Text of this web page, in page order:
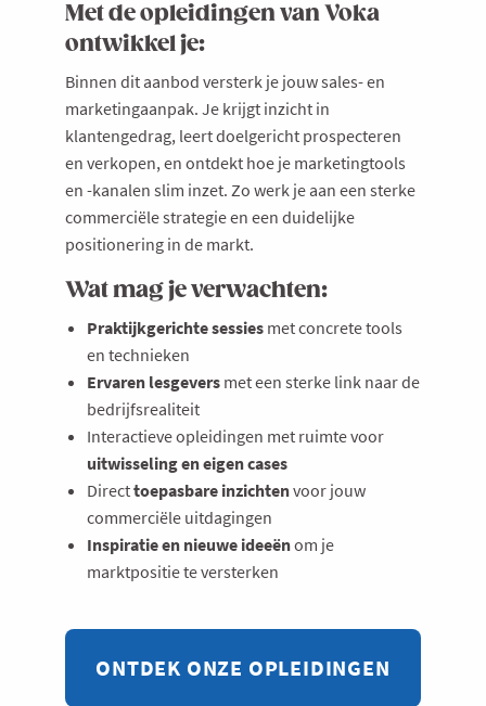
Met de opleidingen van Voka
ontwikkel je:
Binnen dit aanbod versterk je jouw sales- en
marketingaanpak. Je krijgt inzicht in
klantengedrag, leert doelgericht prospecteren
en verkopen, en ontdekt hoe je marketingtools
en -kanalen slim inzet. Zo werk je aan een sterke
commerciële strategie en een duidelijke
positionering in de markt.
Wat mag je verwachten:
Praktijkgerichte sessies met concrete tools
en technieken
Ervaren lesgevers met een sterke link naar de
bedrijfsrealiteit
Interactieve opleidingen met ruimte voor
uitwisseling en eigen cases
Directtoepasbare inzichtenvoor jouw
commerciële uitdagingen
Inspiratie en nieuwe ideeënom je
marktpositie te versterken
ONTDEK ONZE OPLEIDINGEN